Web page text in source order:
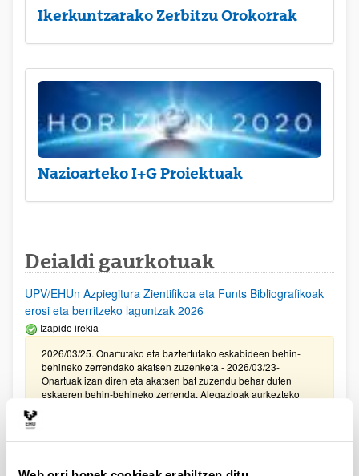
Ikerkuntzarako Zerbitzu Orokorrak
Nazioarteko I+G Proiektuak
Deialdi gaurkotuak
UPV/EHUn Azpiegitura Zientifikoa eta Funts Bibliografikoak
erosi eta berritzeko laguntzak 2026
Izapide irekia
2026/03/25. Onartutako eta baztertutako eskabideen behin-
behineko zerrendako akatsen zuzenketa - 2026/03/23-
Onartuak izan diren eta akatsen bat zuzendu behar duten
eskaeren behin-behineko zerrenda. Alegazioak aurkezteko
Zientzia, Teknologia eta Berrikuntza arloetako kultura